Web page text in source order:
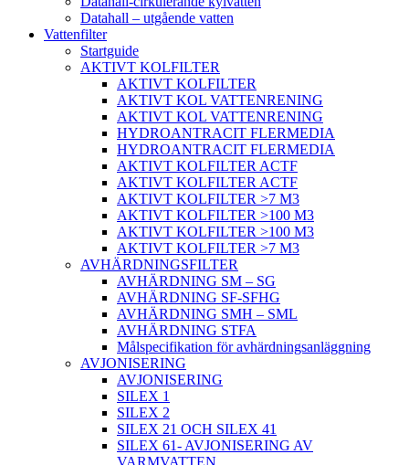
Datahall – utgående vatten
Vattenfilter
Startguide
AKTIVT KOLFILTER
AKTIVT KOLFILTER
AKTIVT KOL VATTENRENING
AKTIVT KOL VATTENRENING
HYDROANTRACIT FLERMEDIA
HYDROANTRACIT FLERMEDIA
AKTIVT KOLFILTER ACTF
AKTIVT KOLFILTER ACTF
AKTIVT KOLFILTER >7 M3
AKTIVT KOLFILTER >100 M3
AKTIVT KOLFILTER >100 M3
AKTIVT KOLFILTER >7 M3
AVHÄRDNINGSFILTER
AVHÄRDNING SM – SG
AVHÄRDNING SF-SFHG
AVHÄRDNING SMH – SML
AVHÄRDNING STFA
Målspecifikation för avhärdningsanläggning
AVJONISERING
AVJONISERING
SILEX 1
SILEX 2
SILEX 21 OCH SILEX 41
SILEX 61- AVJONISERING AV
VARMVATTEN